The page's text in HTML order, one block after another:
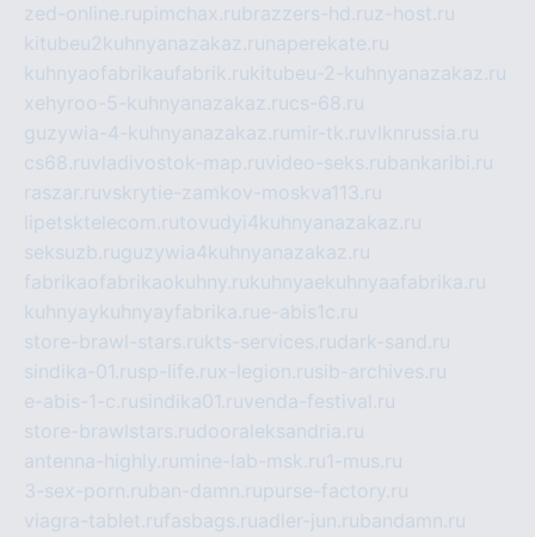
zed-online.rupimchax.rubrazzers-hd.ruz-host.ru
kitubeu2kuhnyanazakaz.ru naperekate.ru
kuhnyaofabrikaufabrik.rukitubeu-2-kuhnyanazakaz.ru
xehyroo-5-kuhnyanazakaz.rucs-68.ru
guzywia-4-kuhnyanazakaz.ru mir-tk.ruvlknrussia.ru
cs68.ruvladivostok-map.ruvideo-seks.rubankaribi.ru
raszar.ruvskrytie-zamkov-moskva113.ru
lipetsktelecom.rutovudyi4kuhnyanazakaz.ru
seksuzb.ruguzywia4kuhnyanazakaz.ru
fabrikaofabrikaokuhny.rukuhnyaekuhnyaafabrika.ru
kuhnyaykuhnyayfabrika.rue-abis1c.ru
store-brawl-stars.rukts-services.rudark-sand.ru
sindika-01.rusp-life.rux-legion.rusib-archives.ru
e-abis-1-c.rusindika01.ruvenda-festival.ru
store-brawlstars.rudooraleksandria.ru
antenna-highly.ru mine-lab-msk.ru1-mus.ru
3-sex-porn.ruban-damn.rupurse-factory.ru
viagra-tablet.rufasbags.ruadler-jun.rubandamn.ru